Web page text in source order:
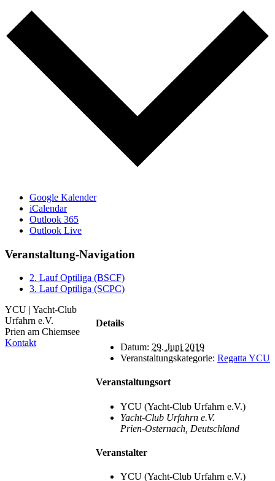
Google Kalender
iCalendar
Outlook 365
Outlook Live
Veranstaltung-Navigation
2. Lauf Optiliga (BSCF)
3. Lauf Optiliga (SCPC)
Details
Datum: 29. Juni 2019
Veranstaltungskategorie: Regatta YCU
Veranstaltungsort
YCU (Yacht-Club Urfahrn e.V.)
Yacht-Club Urfahrn e.V.
Prien-Osternach Deutschland
Veranstalter
YCU (Yacht-Club Urfahrn e.V.)
YCU | Yacht-Club
Urfahrn e.V.
Prien am Chiemsee
Kontakt